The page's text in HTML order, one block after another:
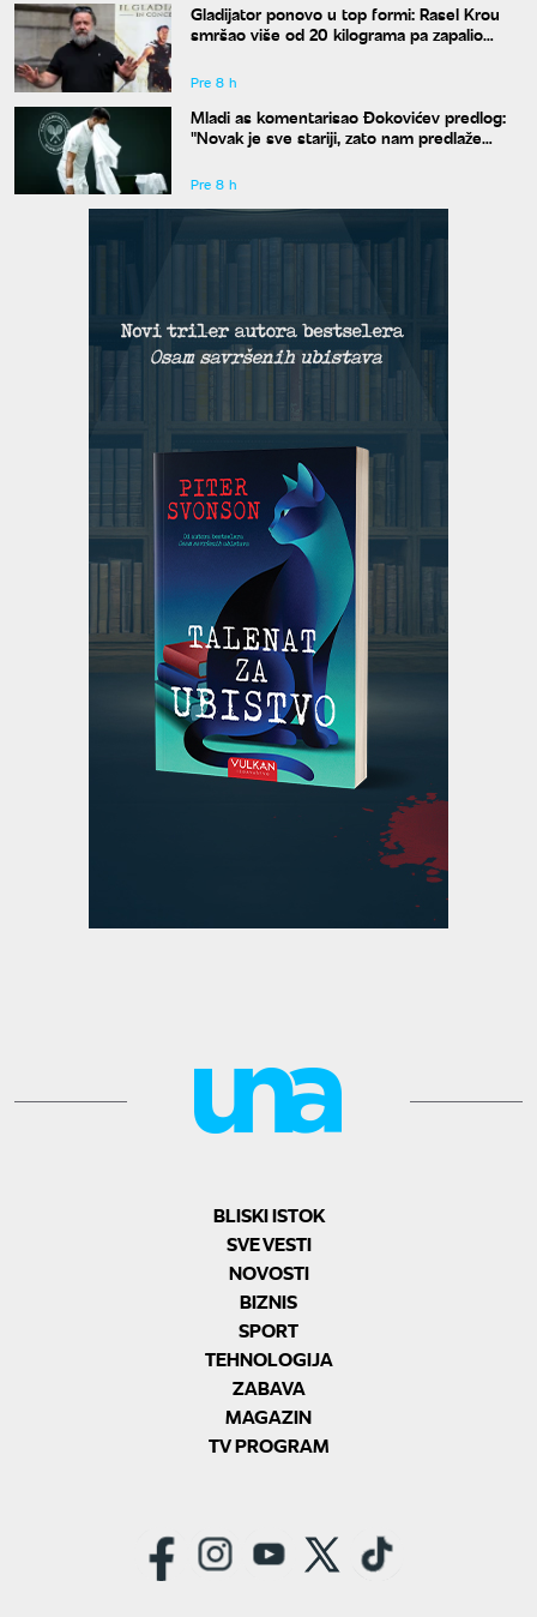
Gladijator ponovo u top formi: Rasel Krou
smršao više od 20 kilograma pa zapalio
Pre 8 h
Mladi as komentarisao Đokovićev predlog:
"Novak je sve stariji, zato nam predlaže
Pre 8 h
BLISKI ISTOK
SVE VESTI
NOVOSTI
BIZNIS
SPORT
TEHNOLOGIJA
ZABAVA
MAGAZIN
TV PROGRAM